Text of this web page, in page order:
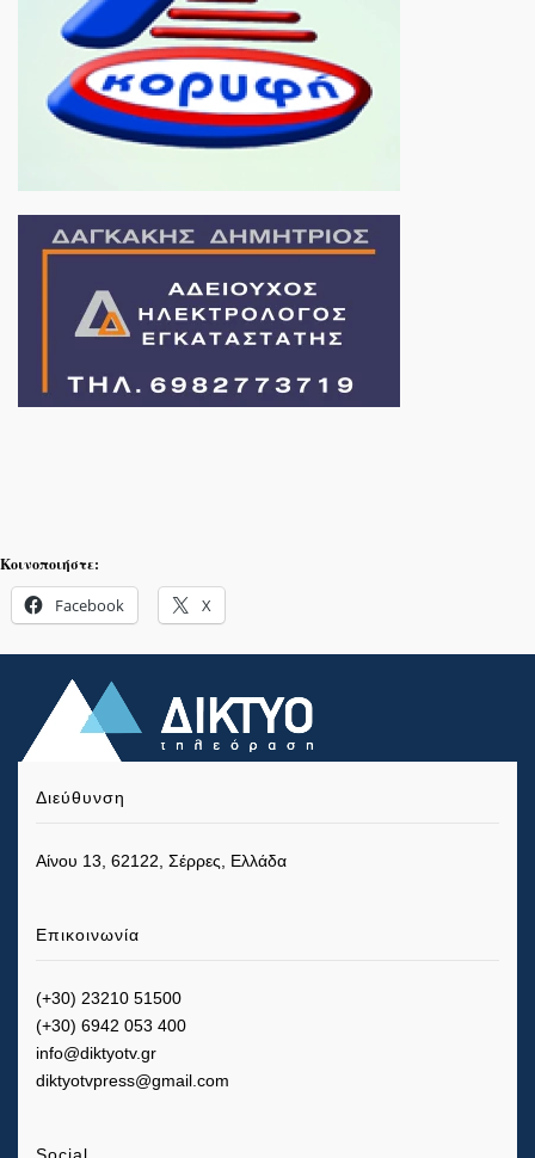
Κοινοποιήστε:
Facebook X
Διεύθυνση
Αίνου 13, 62122, Σέρρες, Ελλάδα
Επικοινωνία
(+30) 23210 51500
(+30) 6942 053 400
info@diktyotv.gr
diktyotvpress@gmail.com